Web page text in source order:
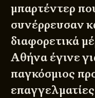
μπαρτέντερ
συνέρρευσαν
διαφορετικά
Αθήνα έγινε
παγκόσμιος